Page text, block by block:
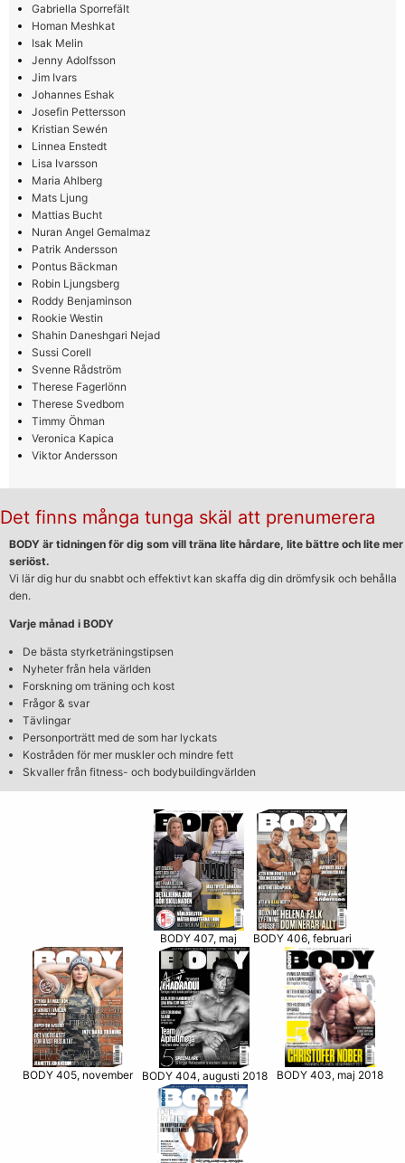
Gabriella Sporrefält
Homan Meshkat
Isak Melin
Jenny Adolfsson
Jim Ivars
Johannes Eshak
Josefin Pettersson
Kristian Sewén
Linnea Enstedt
Lisa Ivarsson
Maria Ahlberg
Mats Ljung
Mattias Bucht
Nuran Angel Gemalmaz
Patrik Andersson
Pontus Bäckman
Robin Ljungsberg
Roddy Benjaminson
Rookie Westin
Shahin Daneshgari Nejad
Sussi Corell
Svenne Rådström
Therese Fagerlönn
Therese Svedbom
Timmy Öhman
Veronica Kapica
Viktor Andersson
Det finns många tunga skäl att prenumerera
BODY är tidningen för dig som vill träna lite hårdare, lite bättre och lite mer
seriöst.
Vi lär dig hur du snabbt och effektivt kan skaffa dig din drömfysik och behålla
den.
Varje månad i BODY
De bästa styrketräningstipsen
Nyheter från hela världen
Forskning om träning och kost
Frågor & svar
Tävlingar
Personporträtt med de som har lyckats
Kostråden för mer muskler och mindre fett
Skvaller från fitness- och bodybuildingvärlden
BODY 407, maj BODY 406, februari
BODY 405, november BODY 404, augusti 2018 BODY 403, maj 2018